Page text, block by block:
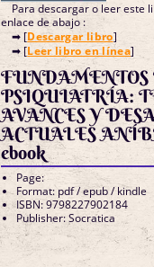
Para descargar o leer este
enlace de abajo :
➡ [Descargar libro]
➡ [Leer libro en línea]
FUNDAMENTOS
PSIQUIATRÍA:
AVANCES Y
ACTUALES
ebook
Page:
Format: pdf / epub / kindle
ISBN: 9798227902184
Publisher: Socratica